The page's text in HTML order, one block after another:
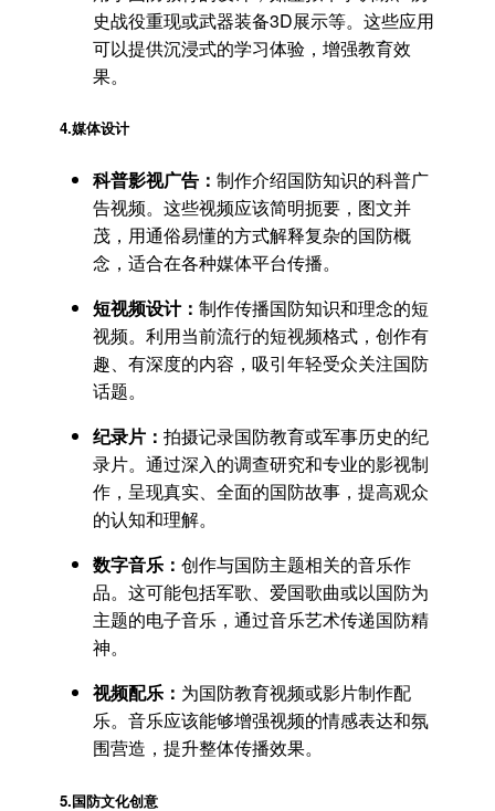
史战役重现或武器装备3D展示等。这些应用
可以提供沉浸式的学习体验，增强教育效
果。
4.媒体设计
科普影视广告： 制作介绍国防知识的科普广
告视频。这些视频应该简明扼要，图文并
茂，用通俗易懂的方式解释复杂的国防概
念，适合在各种媒体平台传播。
短视频设计： 制作传播国防知识和理念的短
视频。利用当前流行的短视频格式，创作有
趣、有深度的内容，吸引年轻受众关注国防
话题。
纪录片： 拍摄记录国防教育或军事历史的纪
录片。通过深入的调查研究和专业的影视制
作，呈现真实、全面的国防故事，提高观众
的认知和理解。
数字音乐： 创作与国防主题相关的音乐作
品。这可能包括军歌、爱国歌曲或以国防为
主题的电子音乐，通过音乐艺术传递国防精
神。
视频配乐： 为国防教育视频或影片制作配
乐。音乐应该能够增强视频的情感表达和氛
围营造，提升整体传播效果。
5.国防文化创意